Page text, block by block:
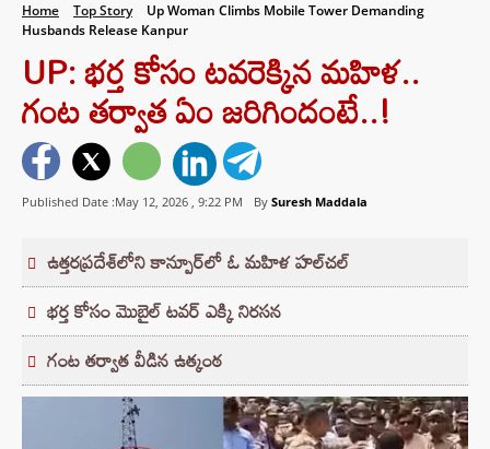
Home Top Story
Up Woman Climbs Mobile Tower Demanding
Husbands Release Kanpur
UP: భర్త కోసం టవరెక్కిన మహిళ..
గంట తర్వాత ఏం జరిగిందంటే..!
Published Date :May 12, 2026 , 9:22 PM By Suresh Maddala
ఉత్తరప్రదేశ్‌లోని కాన్పూర్‌లో ఓ మహిళ హల్‌చల్
భర్త కోసం మొబైల్ టవర్ ఎక్కి నిరసన
గంట తర్వాత వీడిన ఉత్కంఠ